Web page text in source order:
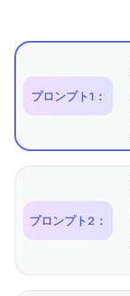
プロンプト1：
プロンプト2：